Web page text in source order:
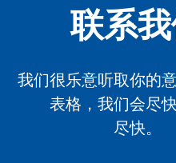
联系
我们很乐意听取你的
表格，我们会尽
尽快。